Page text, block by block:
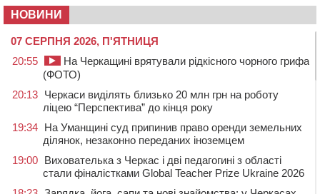
НОВИНИ
07 СЕРПНЯ 2026, П'ЯТНИЦЯ
20:55
На Черкащині врятували рідкісного чорного грифа
(ФОТО)
20:13 Черкаси виділять близько 20 млн грн на роботу
ліцею “Перспектива” до кінця року
19:34 На Уманщині суд припинив право оренди земельних
ділянок, незаконно переданих іноземцем
19:00 Вихователька з Черкас і дві педагогині з області
стали фіналістками Global Teacher Prize Ukraine 2026